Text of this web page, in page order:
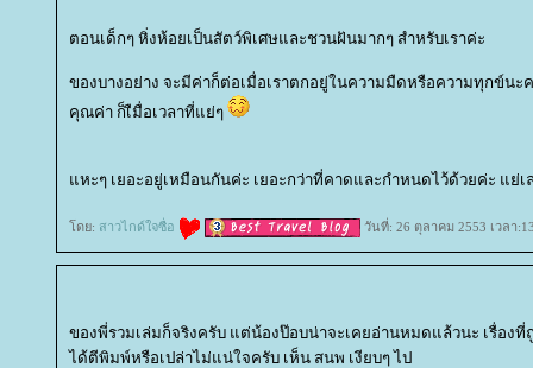
ตอนเด็กๆ หิ่งห้อยเป็นสัตว์พิเศษและชวนฝันมากๆ สำหรับเราค่ะ
ของบางอย่าง จะมีค่าก็ต่อเมื่อเราตกอยู่ในความมืดหรือความทุกข์นะค
คุณค่า ก็เืมื่อเวลาที่แย่ๆ
หะๆ เยอะอยู่เหมือนกันค่ะ เยอะกว่าที่คาดและกำหนดไว้ด้วยค่ะ แย่เ
ดย: สาวไกด์ใจซื่อ วันที่: 26 ตุลาคม 2553 เวลา
ของพี่รวมเล่มก็จริงครับ แต่น้องป๊อบน่าจะเคยอ่านหมดแล้วนะ เรื่องที่
ได้ตีพิมพ์หรือเปล่าไม่แน่ใจครับ เห็น สนพ เงียบๆ ไป